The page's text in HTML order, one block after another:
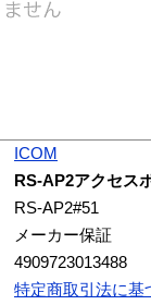
ICOM
RS-AP2アクセス
RS-AP2#51
メーカー保証
4909723013488
特定商取引法に基